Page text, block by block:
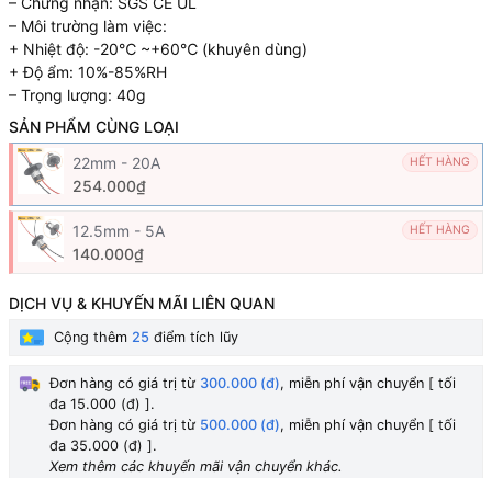
– Môi trường làm việc:
+ Nhiệt độ: -20℃ ~+60℃ (khuyên dùng)
+ Độ ẩm: 10%-85%RH
– Trọng lượng: 40g
SẢN PHẨM CÙNG LOẠI
22mm - 20A
HẾT HÀNG
254.000₫
12.5mm - 5A HẾT HÀNG
140.000₫
DỊCH VỤ & KHUYẾN MÃI LIÊN QUAN
Cộng thêm 25 điểm tích lũy
Đơn hàng có giá trị từ 300.000 (đ), miễn phí vận chuyển [ tối
đa 15.000 (đ) ].
Đơn hàng có giá trị từ 500.000 (đ), miễn phí vận chuyển [ tối
đa 35.000 (đ) ].
Xem thêm các khuyến mãi vận chuyển khác.